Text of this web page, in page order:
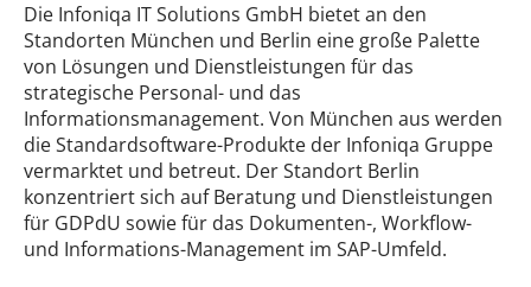
Die Infoniqa IT Solutions GmbH bietet an den
Standorten München und Berlin eine große Palette
von Lösungen und Dienstleistungen für das
strategische Personal- und das
Informationsmanagement. Von München aus werden
die Standardsoftware-Produkte der Infoniqa Gruppe
vermarktet und betreut. Der Standort Berlin
konzentriert sich auf Beratung und Dienstleistungen
für GDPdU sowie für das Dokumenten-, Workflow-
und Informations-Management im SAP-Umfeld.